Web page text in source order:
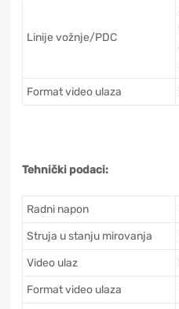
Linije vožnje/PDC
Format video ulaza
Tehnički podaci:
Radni napon
Struja u stanju mirovanja
Video ulaz
Format video ulaza